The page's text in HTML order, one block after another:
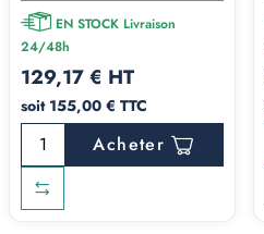
EN STOCK Livraison
24/48h
129,17 € HT
soit 155,00 € TTC
Acheter